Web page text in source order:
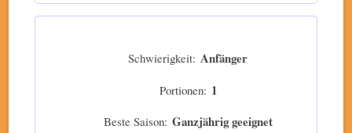
Schwierigkeit: Anfänger
Portionen: 1
Beste Saison: Ganzjährig geeignet